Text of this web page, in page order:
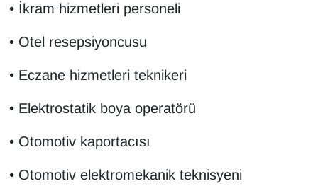
• İkram hizmetleri personeli
• Otel resepsiyoncusu
• Eczane hizmetleri teknikeri
• Elektrostatik boya operatörü
• Otomotiv kaportacısı
• Otomotiv elektromekanik teknisyeni